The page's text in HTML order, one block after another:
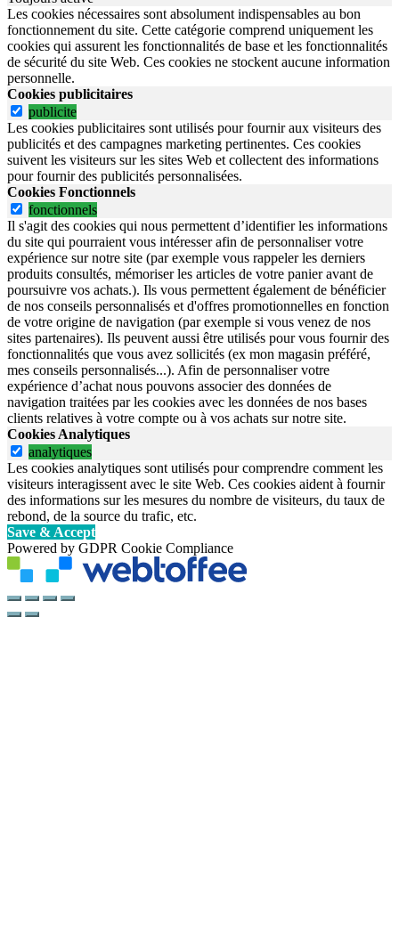
Les cookies nécessaires sont absolument indispensables au bon
fonctionnement du site. Cette catégorie comprend uniquement les
cookies qui assurent les fonctionnalités de base et les fonctionnalités
de sécurité du site Web. Ces cookies ne stockent aucune information
personnelle.
Cookies publicitaires
publicite
Les cookies publicitaires sont utilisés pour fournir aux visiteurs des
publicités et des campagnes marketing pertinentes. Ces cookies
suivent les visiteurs sur les sites Web et collectent des informations
pour fournir des publicités personnalisées.
Cookies Fonctionnels
fonctionnels
Il s'agit des cookies qui nous permettent d’identifier les informations
du site qui pourraient vous intéresser afin de personnaliser votre
expérience sur notre site (par exemple vous rappeler les derniers
produits consultés, mémoriser les articles de votre panier avant de
poursuivre vos achats.). Ils vous permettent également de bénéficier
de nos conseils personnalisés et d'offres promotionnelles en fonction
de votre origine de navigation (par exemple si vous venez de nos
sites partenaires). Ils peuvent aussi être utilisés pour vous fournir des
fonctionnalités que vous avez sollicités (ex mon magasin préféré,
mes conseils personnalisés...). Afin de personnaliser votre
expérience d’achat nous pouvons associer des données de
navigation traitées par les cookies avec les données de nos bases
clients relatives à votre compte ou à vos achats sur notre site.
Cookies Analytiques
analytiques
Les cookies analytiques sont utilisés pour comprendre comment les
visiteurs interagissent avec le site Web. Ces cookies aident à fournir
des informations sur les mesures du nombre de visiteurs, du taux de
rebond, de la source du trafic, etc.
Save & Accept
Powered by GDPR Cookie Compliance